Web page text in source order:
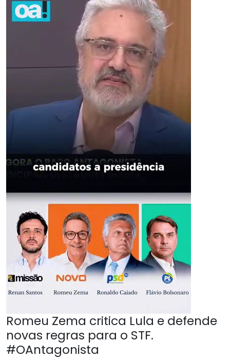
Romeu Zema critica Lula e defende
novas regras para o STF.
#OAntagonista